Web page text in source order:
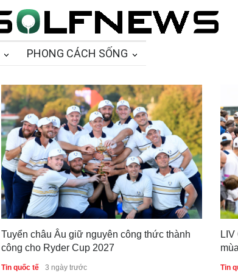
PHONG CÁCH SỐNG
Tuyển châu Âu giữ nguyên công thức thành
công cho Ryder Cup 2027
Tin quốc tế 3 ngày trước Tin